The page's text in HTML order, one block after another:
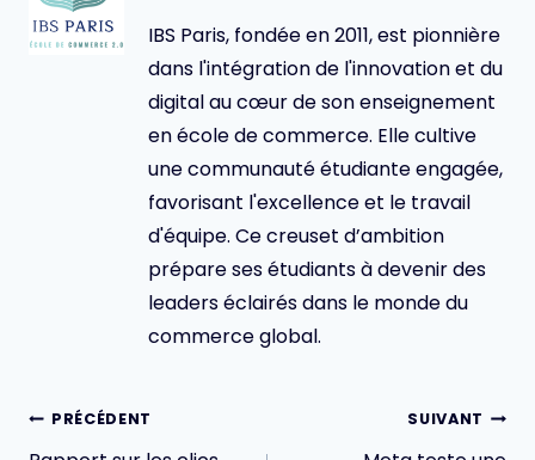
IBS Paris, fondée en 2011, est pionnière
dans l'intégration de l'innovation et du
digital au cœur de son enseignement
en école de commerce. Elle cultive
une communauté étudiante engagée,
favorisant l'excellence et le travail
d'équipe. Ce creuset d’ambition
prépare ses étudiants à devenir des
leaders éclairés dans le monde du
commerce global.
Navigation
PRÉCÉDENT SUIVANT